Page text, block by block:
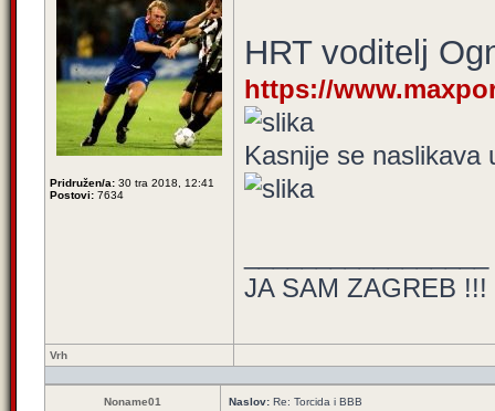
Pridružen/a: 30 tra 2018, 12:41
Postovi: 7634
HRT voditelj
https://
Kasnije se naslikava
JA SAM ZAGREB !!!
Vrh
Noname01 Naslov: Re: Torcida i BBB